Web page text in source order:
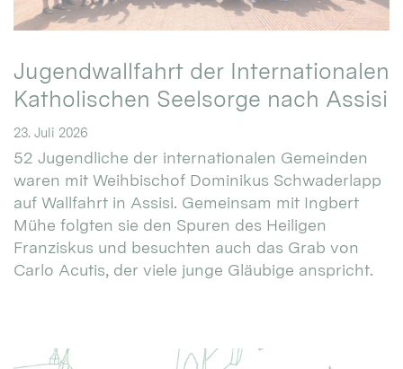
Jugendwallfahrt der Internationalen
Katholischen Seelsorge nach Assisi
23. Juli 2026
52 Jugendliche der internationalen Gemeinden
waren mit Weihbischof Dominikus Schwaderlapp
auf Wallfahrt in Assisi. Gemeinsam mit Ingbert
Mühe folgten sie den Spuren des Heiligen
Franziskus und besuchten auch das Grab von
Carlo Acutis, der viele junge Gläubige anspricht.